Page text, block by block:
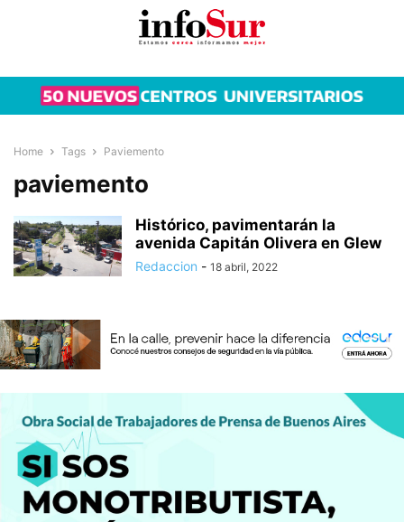
Home Tags Paviemento
paviemento
Histórico, pavimentarán la
avenida Capitán Olivera en Glew
Redaccion - 18 abril, 2022